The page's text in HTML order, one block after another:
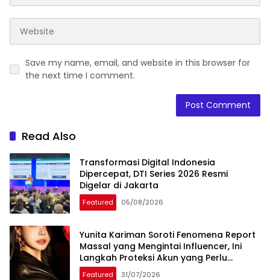
Save my name, email, and website in this browser for
the next time I comment.
Read Also
Transformasi Digital Indonesia
Dipercepat, DTI Series 2026 Resmi
Digelar di Jakarta
Featured 05/08/2026
Yunita Kariman Soroti Fenomena Report
Massal yang Mengintai Influencer, Ini
Langkah Proteksi Akun yang Perlu
Diketahui
Featured 31/07/2026